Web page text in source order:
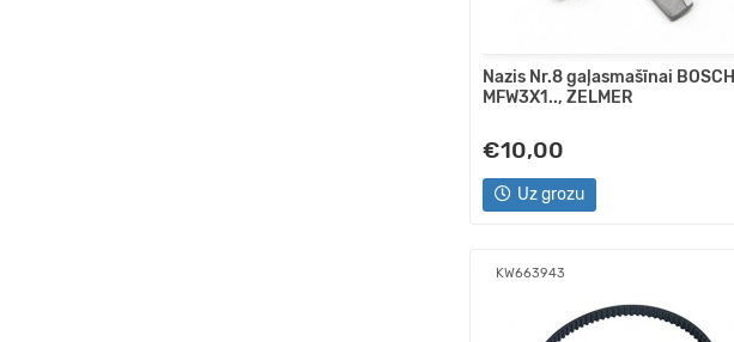
Nazis Nr.8 gaļasmašīnai BOSCH
MFW3X1.., ZELMER
€10,00
Uz grozu
KW663943